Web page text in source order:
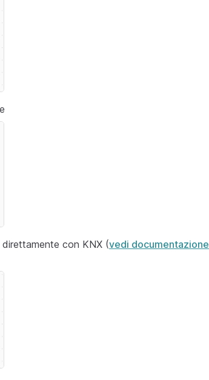
con KNX (vedi documentazione